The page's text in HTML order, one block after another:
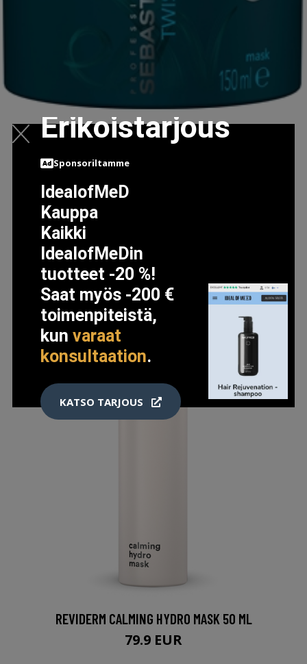
22.95 EUR
REVIDERM CALMING HYDRO MASK 50 ML
79.9 EUR
Erikoistarjous
Sponsoriltamme
IdealofMeD
Kauppa
Kaikki
IdealofMeDin
tuotteet -20 %!
Saat myös -200 €
toimenpiteistä,
kunvaraat
konsultaation.
KATSO TARJOUS